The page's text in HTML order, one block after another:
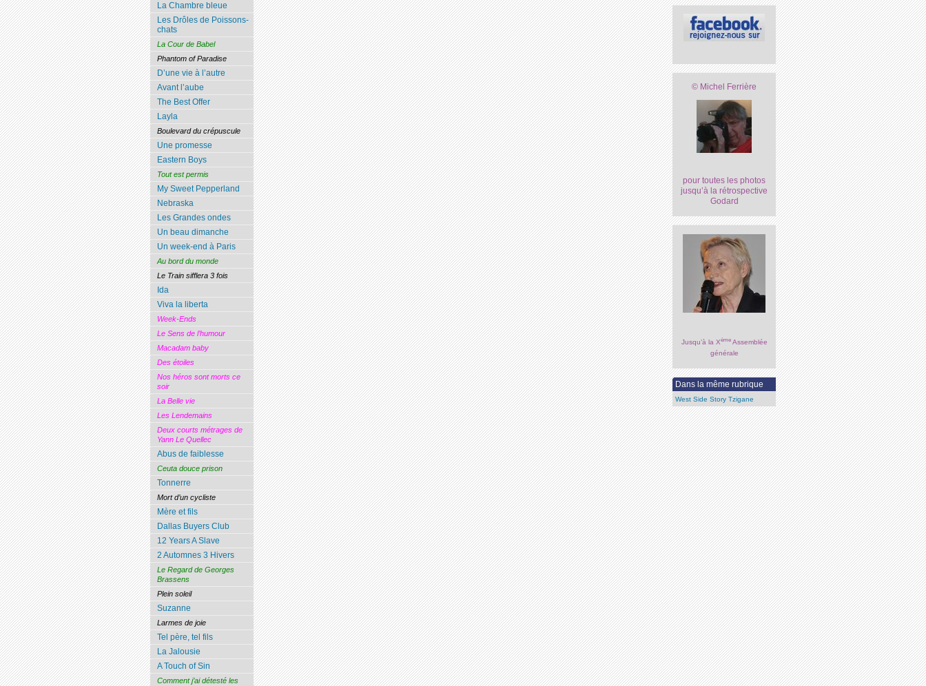
© Michel Ferrière
pour toutes les photos
jusqu’à la rétrospective
Godard
Jusqu’à la XèmeAssemblée
générale
Dans la même rubrique
West Side Story Tzigane
La Chambre bleue
Les Drôles de Poissons-
chats
La Cour de Babel
Phantom of Paradise
D’une vie à l’autre
Avant l’aube
The Best Offer
Layla
Boulevard du crépuscule
Une promesse
Eastern Boys
Tout est permis
My Sweet Pepperland
Nebraska
Les Grandes ondes
Un beau dimanche
Un week-end à Paris
Au bord du monde
Le Train sifflera 3 fois
Ida
Viva la liberta
Week-Ends
Le Sens de l’humour
Macadam baby
Des étoiles
Nos héros sont morts ce
soir
La Belle vie
Les Lendemains
Deux courts métrages de
Yann Le Quellec
Abus de faiblesse
Ceuta douce prison
Tonnerre
Mort d’un cycliste
Mère et fils
Dallas Buyers Club
12 Years A Slave
2 Automnes 3 Hivers
Le Regard de Georges
Brassens
Plein soleil
Suzanne
Larmes de joie
Tel père, tel fils
La Jalousie
A Touch of Sin
Comment j’ai détesté les